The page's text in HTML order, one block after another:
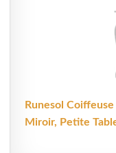
Runesol
Miroir, Petite